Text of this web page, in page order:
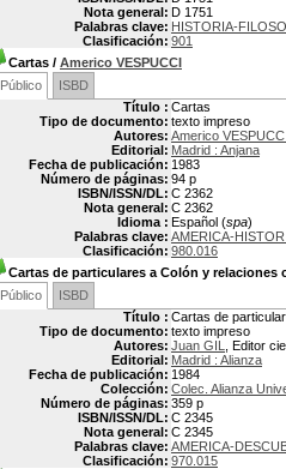
Nota general: D 1751
Palabras clave: HISTORIA-
Clasificación: 901
Cartas / Americo VESPUCCI
Público
ISBD
Título : Cartas
Tipo de documento: texto impreso
Autores: Americo
Editorial: Madrid : Anjana
Fecha de publicación: 1983
Número de páginas: 94 p
ISBN/ISSN/DL: C 2362
Nota general: C 2362
Idioma : Español (spa)
Palabras clave: AMERICA-
Clasificación: 980.016
Cartas de particulares a Colón y relaciones
Público
ISBD
Título : Cartas de
Tipo de documento: texto impreso
Autores: Juan GIL
, Editor
Editorial: Madrid : Alianza
Fecha de publicación: 1984
Colección: Colec. Alianza
Número de páginas: 359 p
ISBN/ISSN/DL: C 2345
Nota general: C 2345
Palabras clave: AMERICA-
Clasificación: 970.015